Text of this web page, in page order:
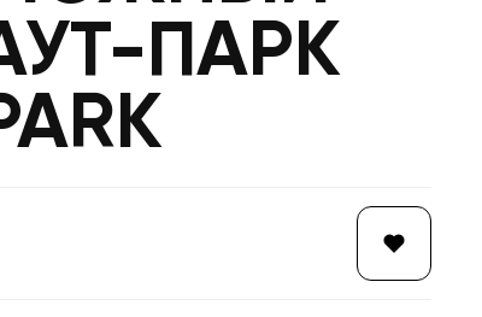
ПАРК